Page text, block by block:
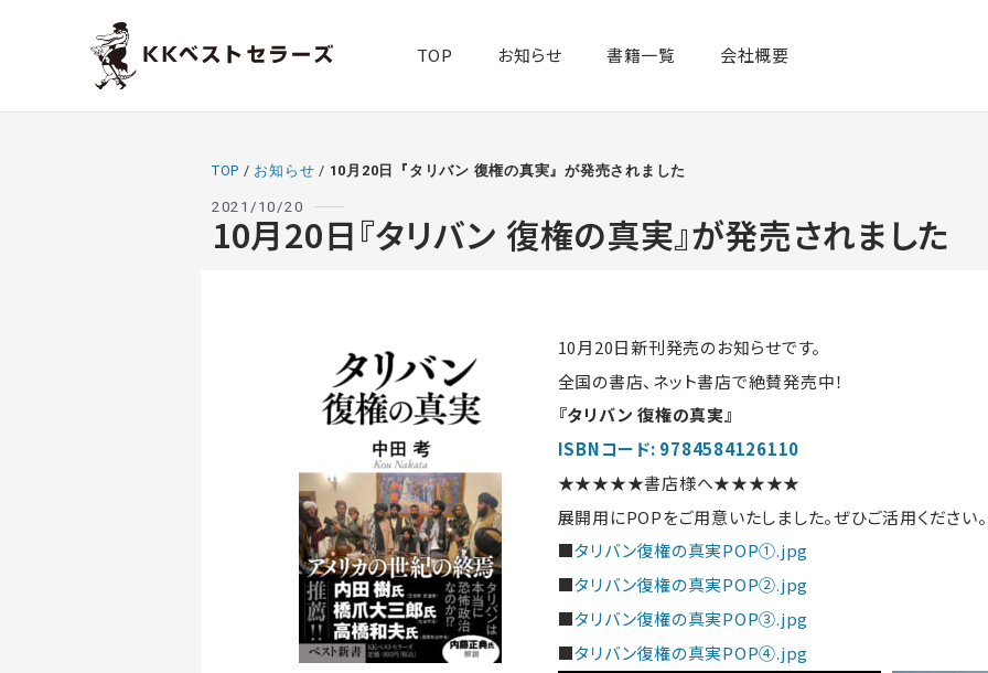
TOP お知らせ 書籍一覧​ 会社概要
TOP / お知らせ / 10月20日『タリバン 復権の真実』が発売されました
2021/10/20
10月20日『タリバン 復権の真実』が発売されました
10月20日新刊発売のお知らせです。
全国の書店、ネット書店で絶賛発売中！
『タリバン 復権の真実』
ISBNコード: 9784584126110
★★★★★書店様へ★★★★★
展開用にPOPをご用意いたしました。ぜひご活用ください。
■タリバン復権の真実POP①.jpg
■タリバン復権の真実POP②.jpg
■タリバン復権の真実POP③.jpg
■タリバン復権の真実POP④.jpg